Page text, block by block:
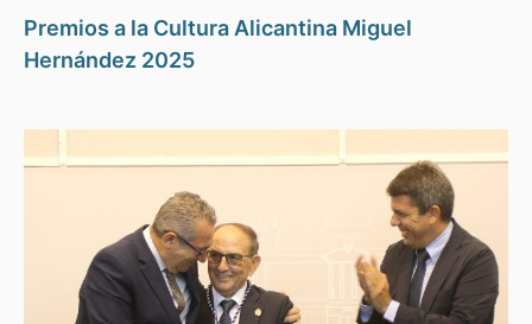
Premios a la Cultura Alicantina Miguel
Hernández 2025